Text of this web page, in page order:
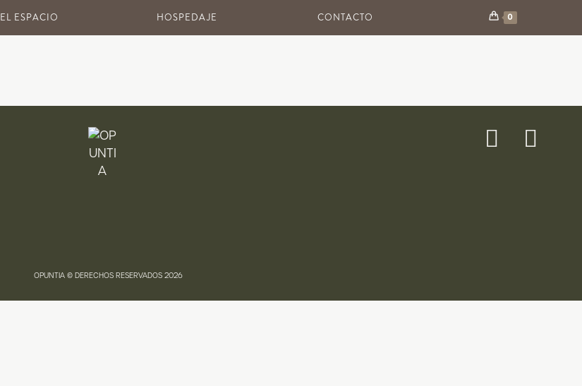
EL ESPACIO HOSPEDAJE CONTACTO 0
OPUNTIA © DERECHOS RESERVADOS 2026